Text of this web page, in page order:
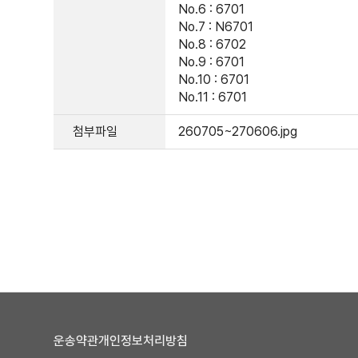
No.6 : 6701
No.7 : N6701
No.8 : 6702
No.9 : 6701
No.10 : 6701
No.11 : 6701
첨부파일 260705~270606.jpg
운송약관개인정보처리방침